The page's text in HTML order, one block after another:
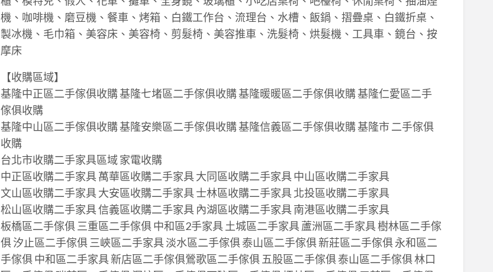
機、咖啡機、磨豆機、餐車、烤箱、白鐵工作台、流理台、水槽、飯鍋、摺疊桌、白鐵折桌、
製冰機、毛巾箱、美容床、美容椅、剪髮椅、美容推車、洗髮椅、烘髮機、工具車、鏡台、按
摩床
【收購區域】
基隆中正區二手傢俱收購 基隆七堵區二手傢俱收購 基隆暖暖區二手傢俱收購 基隆仁愛區二手
傢俱收購
基隆中山區二手傢俱收購 基隆安樂區二手傢俱收購 基隆信義區二手傢俱收購 基隆市 二手傢俱
收購
台北市收購二手家具區域 家電收購
中正區收購二手家具 萬華區收購二手家具 大同區收購二手家具 中山區收購二手家具
文山區收購二手家具 大安區收購二手家具 士林區收購二手家具 北投區收購二手家具
松山區收購二手家具 信義區收購二手家具 內湖區收購二手家具 南港區收購二手家具
板橋區二手傢俱 三重區二手傢俱 中和區2手家具 土城區二手家具 蘆洲區二手家具 樹林區二手傢
俱 汐止區二手傢俱 三峽區二手家具 淡水區二手傢俱 泰山區二手傢俱 新莊區二手傢俱 永和區二
手傢俱 中和區二手家具 新店區二手傢俱鶯歌區二手傢俱 五股區二手傢俱 泰山區二手傢俱 林口